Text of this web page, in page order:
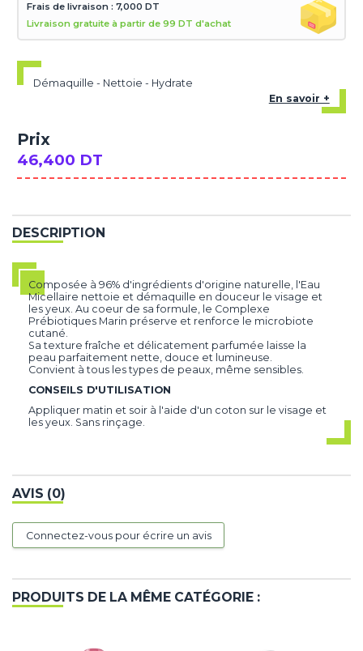
Frais de livraison : 7,000 DT
Livraison gratuite à partir de 99 DT d'achat
Démaquille - Nettoie - Hydrate
En savoir +
Prix
46,400 DT
DESCRIPTION
Composée à 96% d'ingrédients d'origine naturelle, l'Eau
Micellaire nettoie et démaquille en douceur le visage et
les yeux. Au coeur de sa formule, le Complexe
Prébiotiques Marin préserve et renforce le microbiote
cutané.
Sa texture fraîche et délicatement parfumée laisse la
peau parfaitement nette, douce et lumineuse.
Convient à tous les types de peaux, même sensibles.
CONSEILS D'UTILISATION
Appliquer matin et soir à l'aide d'un coton sur le visage et
les yeux. Sans rinçage.
AVIS (0)
Connectez-vous pour écrire un avis
PRODUITS DE LA MÊME CATÉGORIE :